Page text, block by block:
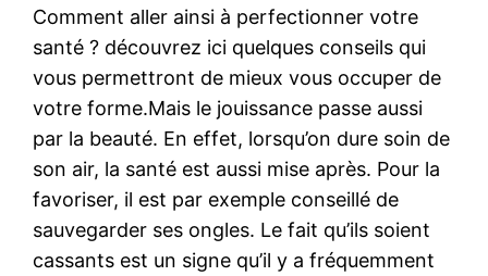
Comment aller ainsi à perfectionner votre
santé ? découvrez ici quelques conseils qui
vous permettront de mieux vous occuper de
votre forme.Mais le jouissance passe aussi
par la beauté. En effet, lorsqu’on dure soin de
son air, la santé est aussi mise après. Pour la
favoriser, il est par exemple conseillé de
sauvegarder ses ongles. Le fait qu’ils soient
cassants est un signe qu’il y a fréquemment